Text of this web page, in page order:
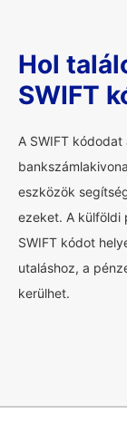
Hol
SWIFT
A SWIFT
eszközök
ezeket. A külföldi
SWIFT kódot
utaláshoz, a
kerülhet.